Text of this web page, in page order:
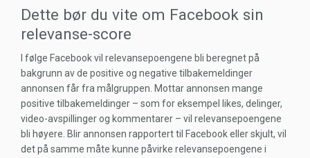
Dette bør du vite om Facebook sin
relevanse-score
I følge Facebook vil relevansepoengene bli beregnet på
bakgrunn av de positive og negative tilbakemeldinger
annonsen får fra målgruppen. Mottar annonsen mange
positive tilbakemeldinger – som for eksempel likes, delinger,
video-avspillinger og kommentarer – vil relevansepoengene
bli høyere. Blir annonsen rapportert til Facebook eller skjult, vil
det på samme måte kunne påvirke relevansepoengene i